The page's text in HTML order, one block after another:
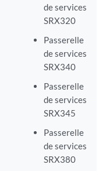
de services
SRX320
Passerelle
de services
SRX340
Passerelle
de services
SRX345
Passerelle
de services
SRX380